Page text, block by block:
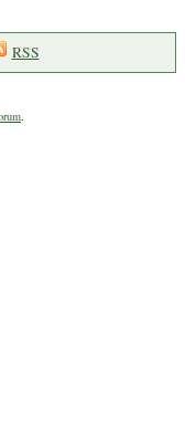
RSS